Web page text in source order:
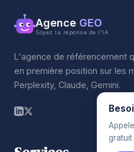
Agence GEO
Soyez la réponse de l'IA
L'agence de référencement
en première position sur les
Perplexity, Claude, Gemini.
gratuit